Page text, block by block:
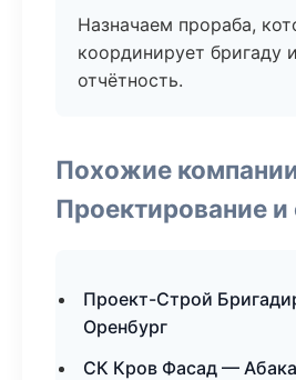
Назначаем прораба,
координирует бригаду
отчётность.
Похожие
Проектирование
Проект-Строй
Оренбург
СК Кров Фасад —